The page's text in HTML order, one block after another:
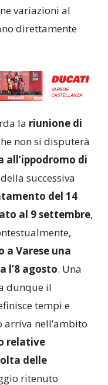
variazioni al
direttamente
la riunione di
non si disputerà
all’ippodromo di
successiva
del 14
al 9 settembre,
a Varese una
l’8 agosto. Una
dunque il
tempi e
nell’ambito
relative
delle
ritenuto